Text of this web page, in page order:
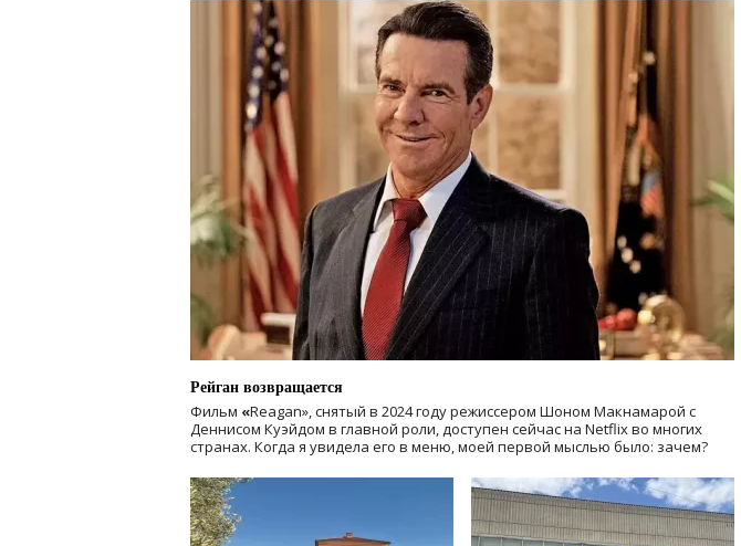
Рейган возвращается
Фильм «Reagan», снятый в 2024 годурежиссером Шоном Макнамарой с
Деннисом Куэйдом в главной роли, доступен сейчас на Netflix во многих
странах. Когда я увидела его в меню, моей первой мыслью было: зачем?